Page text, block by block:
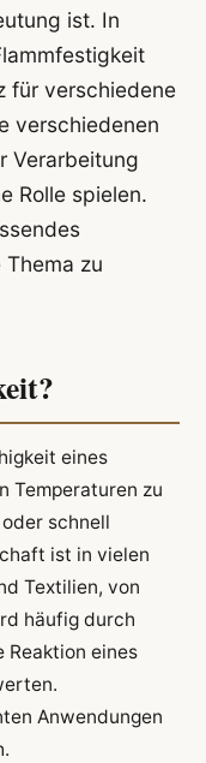
ist. In
für verschiedene
verschiedenen
Verarbeitung
Rolle spielen.
zu
eines
Temperaturen zu
schnell
ist in vielen
Textilien, von
häufig durch
Reaktion eines
Anwendungen